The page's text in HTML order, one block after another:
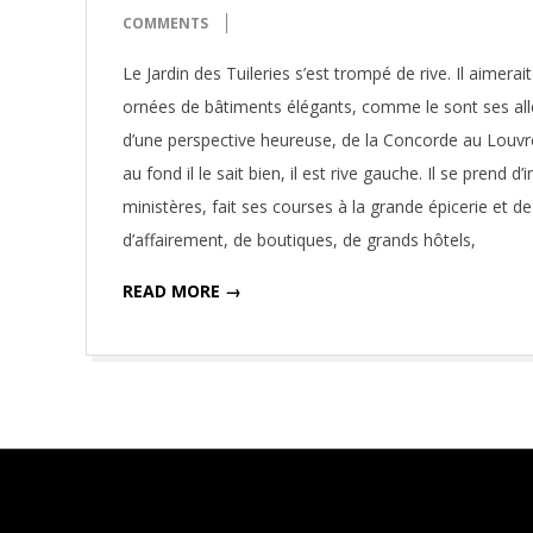
11-
COMMENTS
Le Jardin des Tuileries s’est trompé de rive. Il
ornées de bâtiments élégants, comme le sont ses
d’une perspective heureuse, de la Concorde au
au fond il le sait bien, il est rive gauche. Il se prend
ministères, fait ses courses à la grande épicerie et
d’affairement, de boutiques, de grands hôtels,
READ MORE →